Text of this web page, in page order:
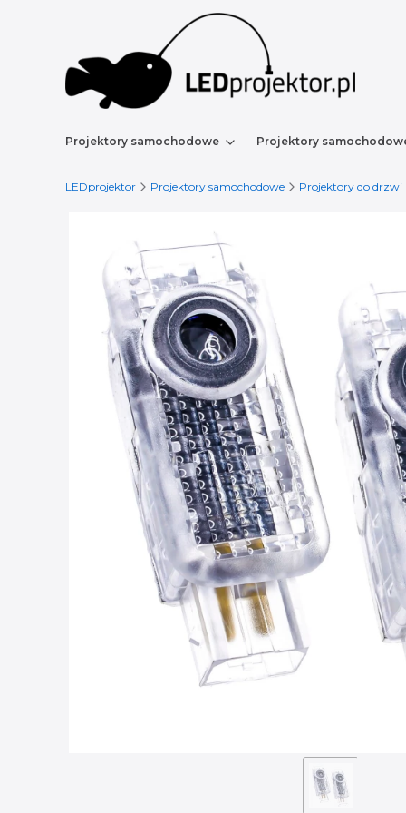
Projektory samochodowe Projektory
LEDprojektor Projektory samochodowe Projektory do drzwi